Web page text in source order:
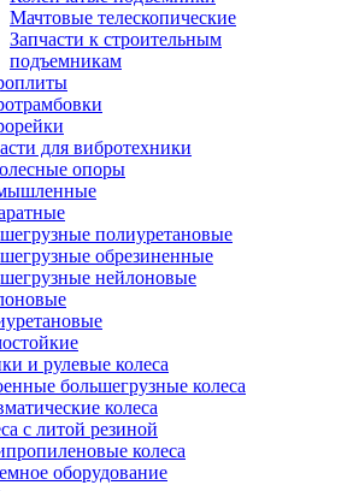
Мачтовые телескопические
Запчасти к строительным
подъемникам
для вибротехники
опоры
полиуретановые
обрезиненные
нейлоновые
и рулевые колеса
большегрузные колеса
колеса
с литой резиной
колеса
оборудование